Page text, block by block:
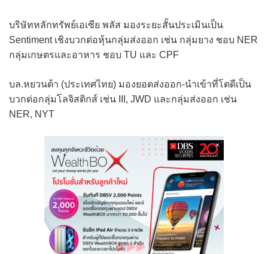
บริษัทหลักทรัพย์เอเซีย พลัส มองระยะสั้นประเมินเป็น
Sentiment เชิงบวกต่อหุ้นกลุ่มส่งออก เช่น กลุ่มยาง ชอบ NER
กลุ่มเกษตรและอาหาร ชอบ TU และ CPF
บล.หยวนต้า (ประเทศไทย) มองยอดส่งออก-นำเข้าที่โตดีเป็น
บวกต่อกลุ่มโลจิสติกส์ เช่น III, JWD และกลุ่มส่งออก เช่น
NER, NYT